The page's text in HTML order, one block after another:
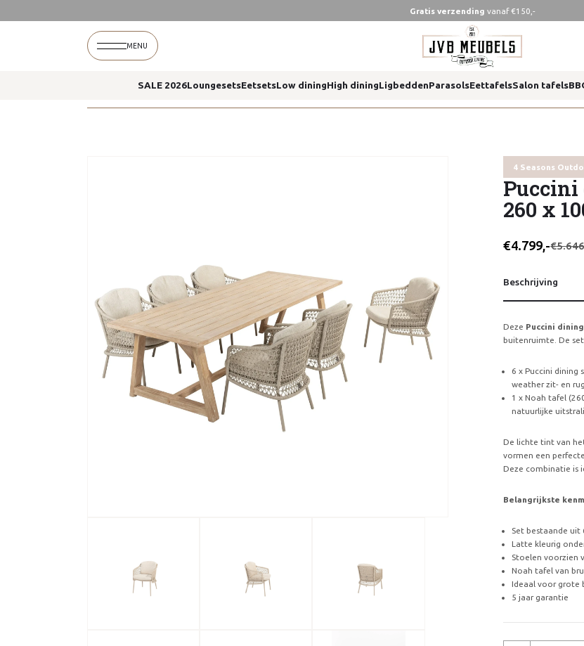
Gratis verzending vanaf €150,-
MENU
SALE 2026LoungesetsEetsetsLow diningHigh diningLigbeddenParasolsEettafelsSalon tafels
Puccini dining stoelen noah tafel 260 x 100 cm 4 seasons outdoor
Puccini dining stoelen noah tafel 260 x 100 cm 4 seasons outdoor
4 Seasons
Puccini
260 x
€4.799,-
Beschrijving
Deze Puccini
buitenruimte. De
6 x Puccini dining
weather zit- en
1 x Noah tafel
natuurlijke
De lichte tint van he
vormen een
Deze combinatie is
Belangrijkste
Set bestaande uit
Latte kleurig
Stoelen voorzien
Noah tafel van
Ideaal voor grote
5 jaar garantie